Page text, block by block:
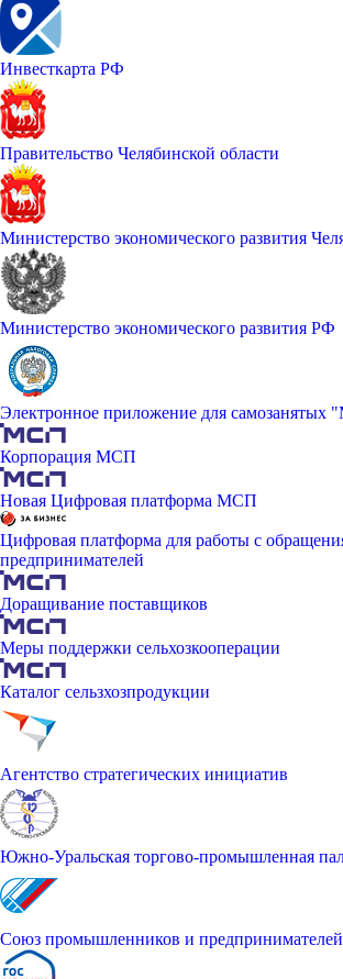
Инвесткарта РФ
Правительство Челябинской области
Министерство экономического развития
Министерство экономического развития РФ
Электронное приложение для самозанятых
Корпорация МСП
Новая Цифровая платформа МСП
Цифровая платформа для работы с
предпринимателей
Доращивание поставщиков
Меры поддержки сельхозкооперации
Каталог сельзхозпродукции
Агентство стратегических инициатив
Южно-Уральская торгово-промышленная
Союз промышленников и